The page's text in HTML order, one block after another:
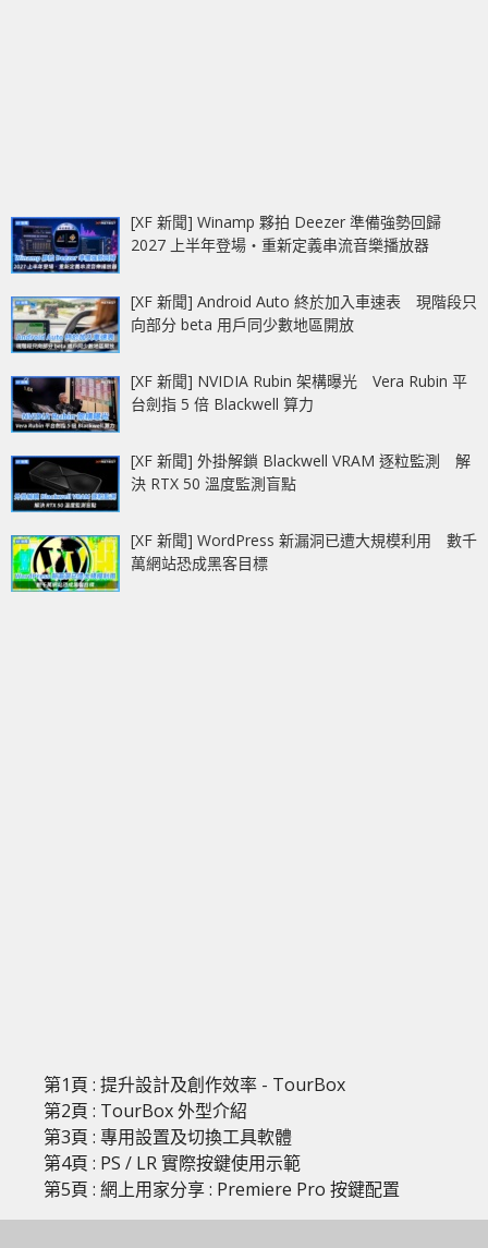
[XF 新聞] Winamp 夥拍 Deezer 準備強勢回歸
2027 上半年登場‧重新定義串流音樂播放器
[XF 新聞] Android Auto 終於加入車速表 現階段只
向部分 beta 用戶同少數地區開放
[XF 新聞] NVIDIA Rubin 架構曝光 Vera Rubin 平
台劍指 5 倍 Blackwell 算力
[XF 新聞] 外掛解鎖 Blackwell VRAM 逐粒監測 解
決 RTX 50 溫度監測盲點
[XF 新聞] WordPress 新漏洞已遭大規模利用 數千
萬網站恐成黑客目標
第1頁 : 提升設計及創作效率 - TourBox
第2頁 : TourBox 外型介紹
第3頁 : 專用設置及切換工具軟體
第4頁 : PS / LR 實際按鍵使用示範
第5頁 : 網上用家分享 : Premiere Pro 按鍵配置